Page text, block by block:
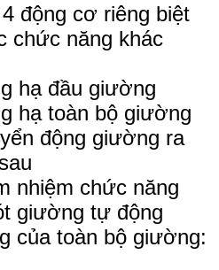
động cơ riêng biệt
chức năng khác
hạ đầu giường
hạ toàn bộ giường
động giường ra
nhiệm chức năng
giường tự động
của toàn bộ giường: